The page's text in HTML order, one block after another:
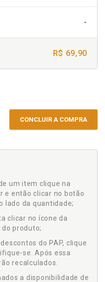
-
R$ 69,90
CONCLUIR A COMPRA
um item clique na
e então clicar no botão
lado da quantidade;
clicar no ícone da
do produto;
do PAP, clique
se. Após essa
recalculados.
a disponibilidade de